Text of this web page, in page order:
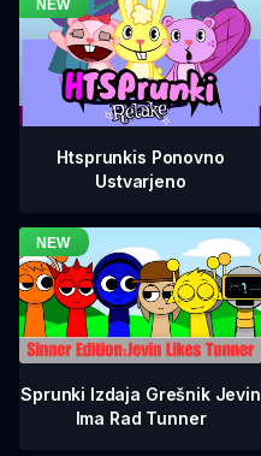
Htsprunkis Ponovno
Ustvarjeno
Sprunki Izdaja Grešnik Jevin
Ima Rad Tunner